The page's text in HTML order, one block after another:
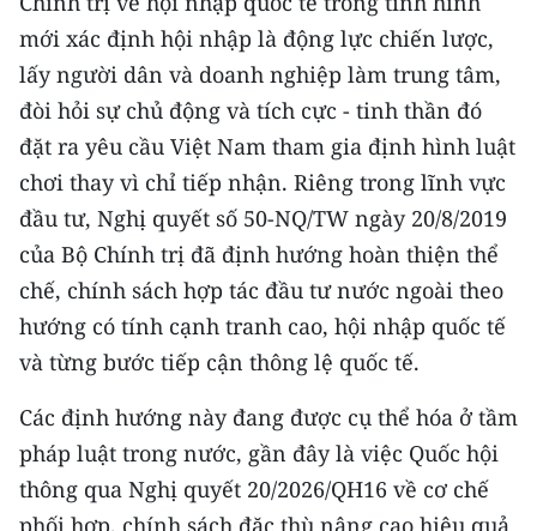
mới xác định hội nhập là động lực chiến lược,
lấy người dân và doanh nghiệp làm trung tâm,
đòi hỏi sự chủ động và tích cực - tinh thần đó
đặt ra yêu cầu Việt Nam tham gia định hình luật
chơi thay vì chỉ tiếp nhận. Riêng trong lĩnh vực
đầu tư, Nghị quyết số 50-NQ/TW ngày 20/8/2019
của Bộ Chính trị đã định hướng hoàn thiện thể
chế, chính sách hợp tác đầu tư nước ngoài theo
hướng có tính cạnh tranh cao, hội nhập quốc tế
và từng bước tiếp cận thông lệ quốc tế.
Các định hướng này đang được cụ thể hóa ở tầm
pháp luật trong nước, gần đây là việc Quốc hội
thông qua Nghị quyết 20/2026/QH16 về cơ chế